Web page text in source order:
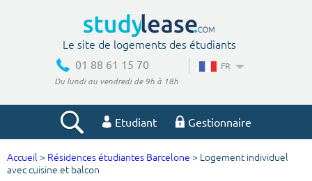
Le site de logements des étudiants
01 88 61 15 70
Du lundi au vendredi de 9h à 18h
FR
Etudiant Gestionnaire
Votre recherche
Accueil > Résidences étudiantes Barcelone > Logement individuel
avec cuisine et balcon